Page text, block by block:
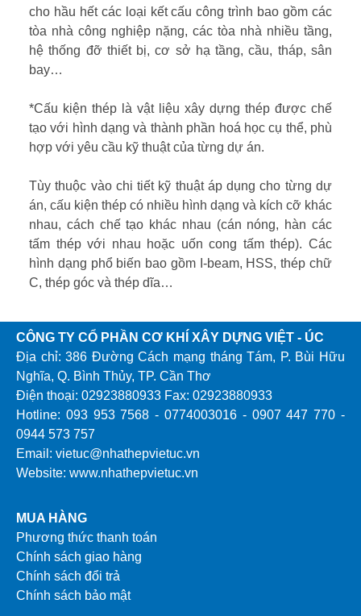
cho hầu hết các loại kết cấu công trình bao gồm các
tòa nhà công nghiệp nặng, các tòa nhà nhiều tầng,
hệ thống đỡ thiết bị, cơ sở hạ tầng, cầu, tháp, sân
bay…
*Cấu kiện thép là vật liệu xây dựng thép được chế
tạo với hình dạng và thành phần hoá học cụ thể, phù
hợp với yêu cầu kỹ thuật của từng dự án.
Tùy thuộc vào chi tiết kỹ thuật áp dụng cho từng dự
án, cấu kiện thép có nhiều hình dạng và kích cỡ khác
nhau, cách chế tạo khác nhau (cán nóng, hàn các
tấm thép với nhau hoặc uốn cong tấm thép). Các
hình dạng phổ biến bao gồm I-beam, HSS, thép chữ
C, thép góc và thép dĩa…
CÔNG TY CỔ PHẦN CƠ KHÍ XÂY DỰNG VIỆT - ÚC
Địa chỉ: 386 Đường Cách mạng tháng Tám, P. Bùi Hữu
Nghĩa, Q. Bình Thủy, TP. Cần Thơ
Điện thoại: 02923880933 Fax: 02923880933
Hotline: 093 953 7568 - 0774003016 - 0907 447 770 -
0944 573 757
Email: vietuc@nhathepvietuc.vn
Website: www.nhathepvietuc.vn
MUA HÀNG
Phương thức thanh toán
Chính sách giao hàng
Chính sách đổi trả
Chính sách bảo mật